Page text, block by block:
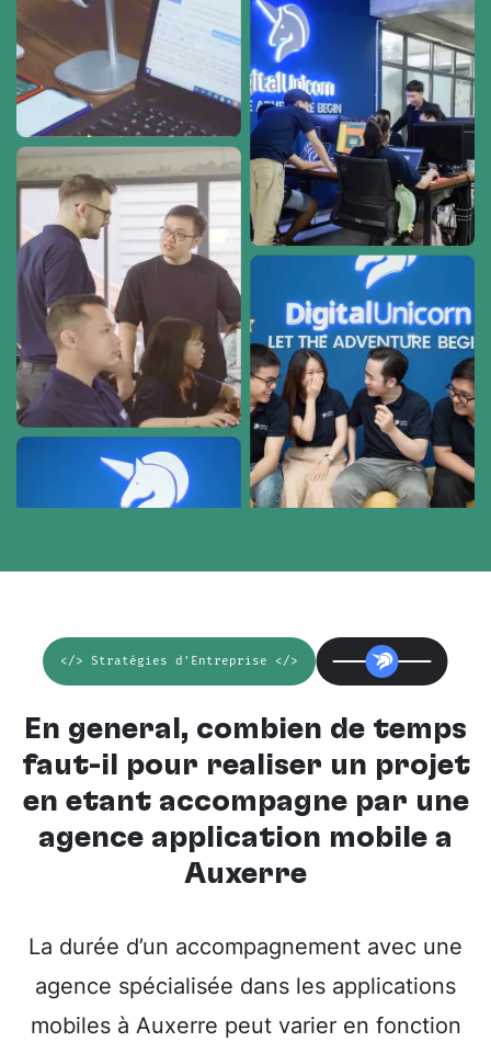
</> Stratégies d'Entreprise </>
En général, combien de temps
faut-il pour réaliser un projet
en étant accompagné par une
agence application mobile à
Auxerre
La durée d’un accompagnement avec une
agence spécialisée dans les applications
mobiles à Auxerre peut varier en fonction